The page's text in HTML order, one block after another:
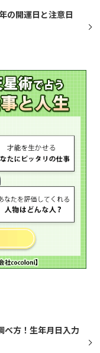
の開運日と注意日
べ方！生年月日入力